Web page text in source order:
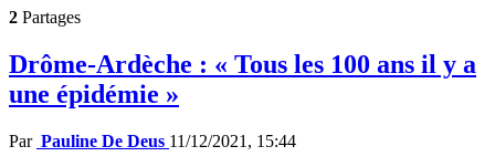
2 Partages
Drôme-Ardèche : « Tous les 100 ans il y a
une épidémie »
Par Pauline De Deus 11/12/2021, 15:44